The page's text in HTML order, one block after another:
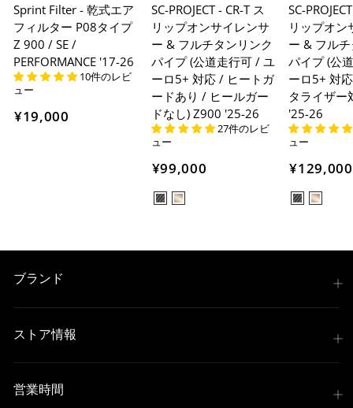
Sprint Filter - 乾式エア
フィルター P08タイプ
Z 900 / SE /
PERFORMANCE '17-26
10件のレビ
ュー
¥19,000
SC-PROJECT - CR-T ス
リップオンサイレンサ
ー & フルチタンリンク
パイプ (公道走行可 / ユ
ーロ5+ 対応 / ヒートガ
ードあり / ヒールガー
ドなし) Z900 '25-26
27件のレビ
ュー
¥99,000
SC-
リップオン
ー & フル
パイプ (公
ーロ5+ 対
タライザー
'25-26
ュー
¥129,000
ブランド
ストア情報
営業時間